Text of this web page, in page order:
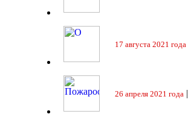
17 августа 2021 года
26 апреля 2021 года |